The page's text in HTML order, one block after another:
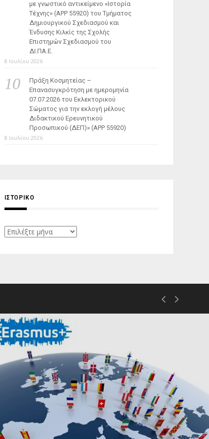
με γνωστικό αντικείμενο «Ιστορία
Τέχνης» (ΑΡΡ 55920) του Τμήματος
Δημιουργικού Σχεδιασμού και
Ένδυσης Κιλκίς της Σχολής
Επιστημών Σχεδιασμού του
ΔΙ.ΠΑ.Ε.
8 Ιουλίου 2026
Πράξη Κοσμητείας –
Επανασυγκρότηση με ημερομηνία
07.07.2026 του Εκλεκτορικού
Σώματος για την εκλογή μέλους
Διδακτικού Ερευνητικού
Προσωπικού (ΔΕΠ)» (APP 55920)
8 Ιουλίου 2026
ΙΣΤΟΡΙΚΌ
Ιστορικό